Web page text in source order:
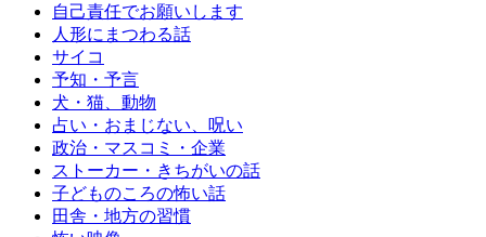
自己責任でお願いします
人形にまつわる話
サイコ
予知・予言
犬・猫、動物
占い・おまじない、呪い
政治・マスコミ・企業
ストーカー・きちがいの話
子どものころの怖い話
田舎・地方の習慣